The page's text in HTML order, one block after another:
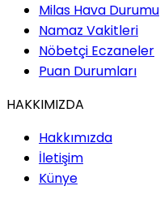
Milas Hava Durumu
Namaz Vakitleri
Nöbetçi Eczaneler
Puan Durumları
HAKKIMIZDA
Hakkımızda
İletişim
Künye